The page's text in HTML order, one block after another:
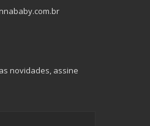
novidades, assine